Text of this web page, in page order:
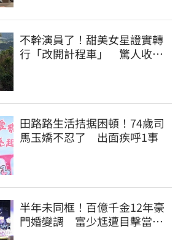
不幹演員了！甜美女星證實轉
行「改開計程車」 驚人收入
田路路生活拮据困頓！74歲司
馬玉嬌不忍了 出面疾呼1事
半年未同框！百億千金12年豪
門婚變調 富少尪遭目擊當街